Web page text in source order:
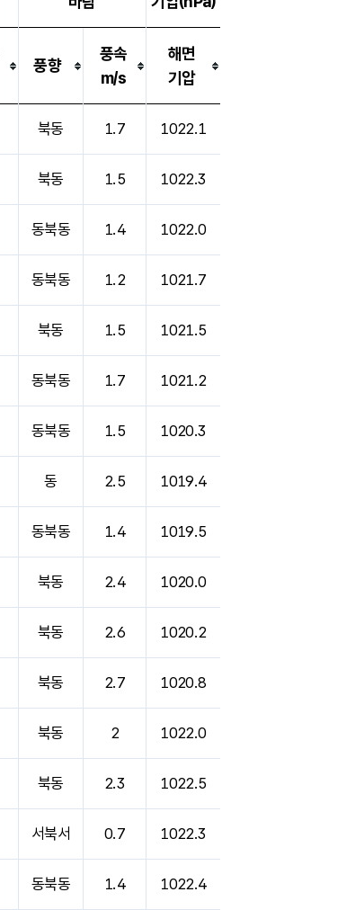
풍향
풍속
m/s
해면
기압
북동 1.7 1022.1
북동 1.5 1022.3
동북동 1.4 1022.0
동북동 1.2 1021.7
북동 1.5 1021.5
동북동 1.7 1021.2
동북동 1.5 1020.3
동 2.5 1019.4
동북동 1.4 1019.5
북동 2.4 1020.0
북동 2.6 1020.2
북동 2.7 1020.8
북동 2 1022.0
북동 2.3 1022.5
서북서 0.7 1022.3
동북동 1.4 1022.4